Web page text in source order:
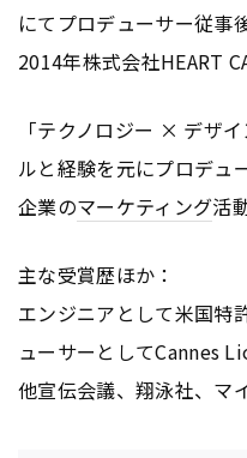
にてプロデューサー従事後
2014年株式会社HEART
「テクノロジー × デザ
ルと経験を元にプロデュ
企業のマーケティング活
主な受賞歴ほか：
エンジニアとして米国特
ューサーとしてCannes
他宣伝会議、翔泳社、マ